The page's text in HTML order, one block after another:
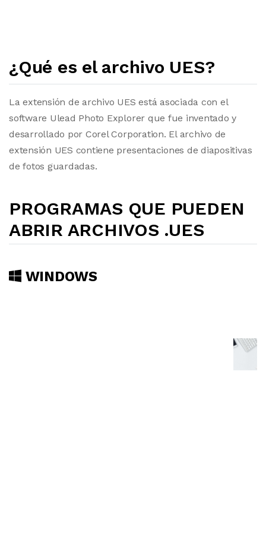
¿Qué es el archivo UES?
La extensión de archivo UES está asociada con el
software Ulead Photo Explorer que fue inventado y
desarrollado por Corel Corporation. El archivo de
extensión UES contiene presentaciones de diapositivas
de fotos guardadas.
PROGRAMAS QUE PUEDEN
ABRIR ARCHIVOS .UES
WINDOWS